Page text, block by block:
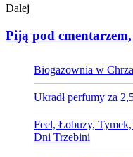
Dalej
Piją pod
Biogazownia w
Ukradł perfumy za
Feel, Łobuzy,
Dni Trzebini